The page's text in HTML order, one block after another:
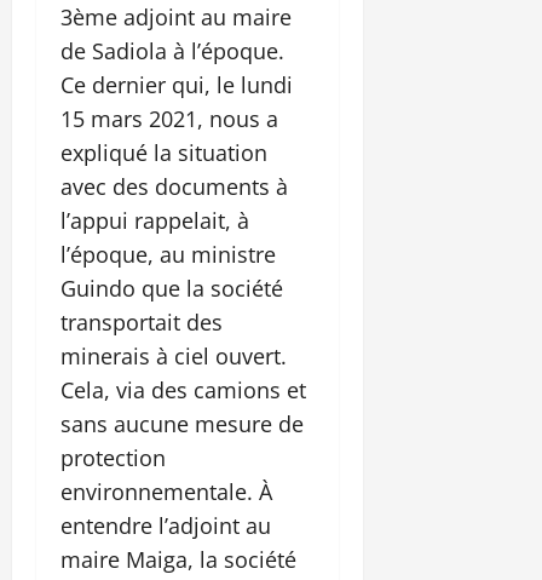
3ème adjoint au maire
de Sadiola à l’époque.
Ce dernier qui, le lundi
15 mars 2021, nous a
expliqué la situation
avec des documents à
l’appui rappelait, à
l’époque, au ministre
Guindo que la société
transportait des
minerais à ciel ouvert.
Cela, via des camions et
sans aucune mesure de
protection
environnementale. À
entendre l’adjoint au
maire Maiga, la société